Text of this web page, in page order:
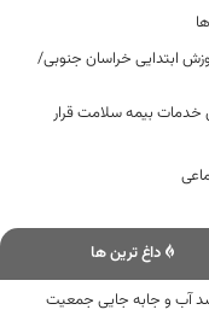
ابتدایی خراسان جنوبی/
خدمات بیمه سلامت قرار
داغ ترین ها
آب و جابه جایی جمعیت